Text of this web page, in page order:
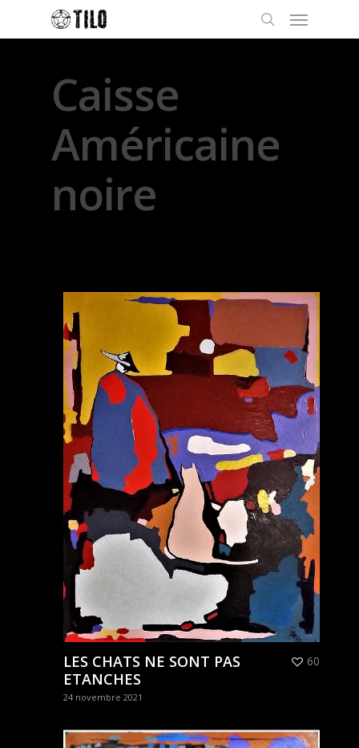
Caisse
Américaine
noire
LES CHATS NE SONT PAS
ETANCHES
24 novembre 2021
60